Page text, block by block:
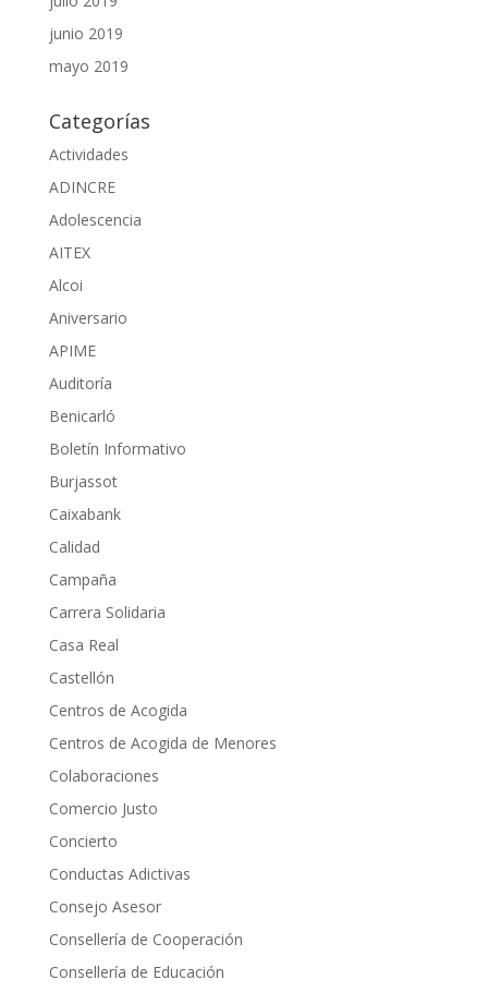
junio 2019
mayo 2019
Categorías
Actividades
ADINCRE
Adolescencia
AITEX
Alcoi
Aniversario
APIME
Auditoría
Benicarló
Boletín Informativo
Burjassot
Caixabank
Calidad
Campaña
Carrera Solidaria
Casa Real
Castellón
Centros de Acogida
Centros de Acogida de Menores
Colaboraciones
Comercio Justo
Concierto
Conductas Adictivas
Consejo Asesor
Consellería de Cooperación
Consellería de Educación